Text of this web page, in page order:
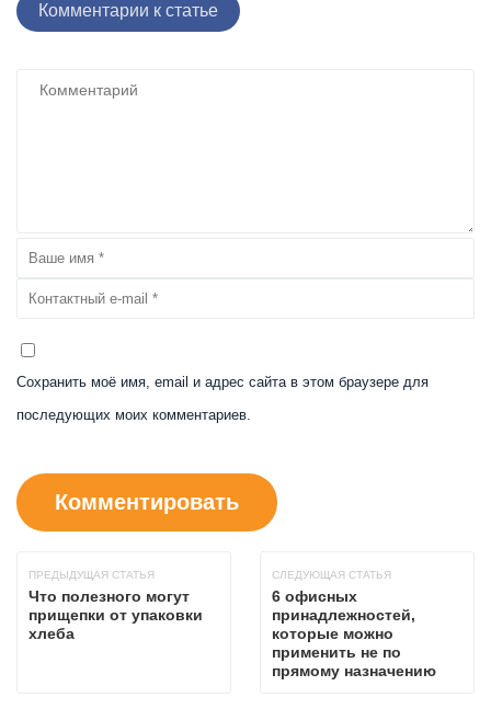
Комментарии к статье
Сохранить моё имя, email и адрес сайта в этом браузере для
последующих моих комментариев.
ПРЕДЫДУЩАЯ СТАТЬЯ
Что полезного могут
прищепки от упаковки
хлеба
СЛЕДУЮЩАЯ СТАТЬЯ
6 офисных
принадлежностей,
которые можно
применить не по
прямому назначению